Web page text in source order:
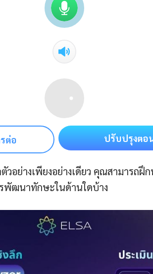
ต่อ ปรับปรุงตอ
วอย่างเพียงอย่างเดียว คุณสามารถ
รพัฒนาทักษะในด้านใดบ้าง